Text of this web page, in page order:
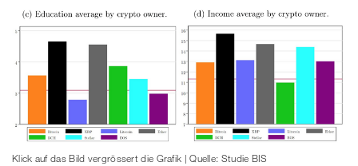
Klick auf das Bild vergrössert die Grafik | Quelle: Studie BIS